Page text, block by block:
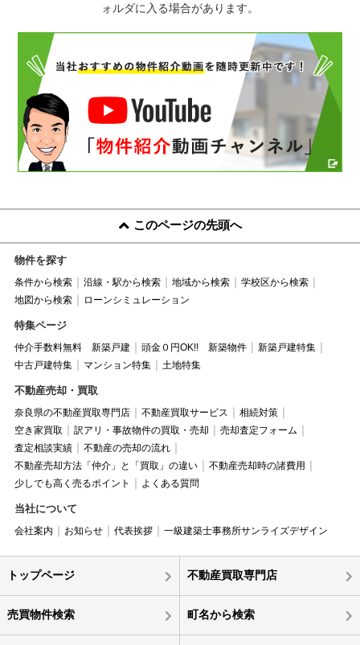
ォルダに入る場合があります。
このページの先頭へ
物件を探す
条件から検索 沿線・駅から検索 地域から検索
学校区から検索
地図から検索
ローンシミュレーション
特集ページ
仲介手数料無料 新築戸建 頭金０円OK!! 新築物件
新築戸建特集
中古戸建特集
マンション特集 土地特集
不動産売却・買取
奈良県の不動産買取専門店 不動産買取サービス
相続対策
空き家買取
訳アリ・事故物件の買取・売却
売却査定フォーム
査定相談実績
不動産の売却の流れ
不動産売却方法「仲介」と「買取」の違い
不動産売却時の諸費用
少しでも高く売るポイント
よくある質問
当社について
会社案内 お知らせ 代表挨拶 一級建築士事務所サンライズデザイン
トップページ 不動産買取専門店
売買物件検索 町名から検索